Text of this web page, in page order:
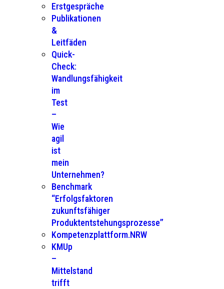
Erstgespräche
Publikationen
&
Leitfäden
Quick-
Check:
Wandlungsfähigkeit
im
Test
–
Wie
agil
ist
mein
Unternehmen?
Benchmark
“Erfolgsfaktoren
zukunftsfähiger
Produktentstehungsprozesse”
Kompetenzplattform.NRW
KMUp
–
Mittelstand
trifft